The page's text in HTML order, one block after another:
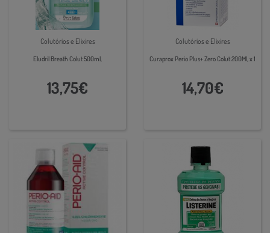
Colutórios e Elixires
Eludril Breath Colut 500ml,
13,75€
Colutórios e Elixires
Curaprox Perio Plus+ Zero Colut 200Ml, x 1
14,70€